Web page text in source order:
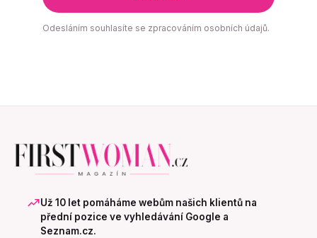
Odesláním souhlasíte se zpracováním osobních údajů.
Už 10 let pomáháme webům našich klientů na
přední pozice ve vyhledávání Google a
Seznam.cz.